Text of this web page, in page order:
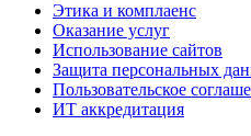
Этика и комплаенс
Оказание услуг
Использование сайтов
Защита персональных
Пользовательское
ИТ аккредитация